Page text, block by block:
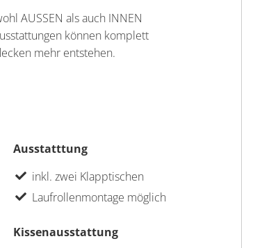
AUSSEN als auch INNEN
können komplett
mehr entstehen.
Ausstatttung
inkl. zwei Klapptischen
Laufrollenmontage möglich
Kissenausstattung